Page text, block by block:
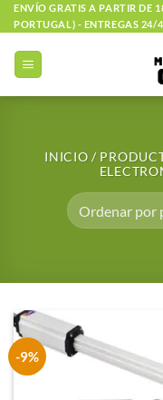
Saltar
al
contenido
ENVÍO GRATIS A PARTIR DE
PORTUGAL) - ENTREGAS 24/
INICIO /
-9%